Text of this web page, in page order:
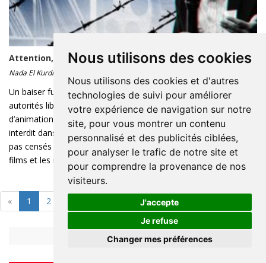
Nous utilisons des cookies
Nous utilisons des cookies et d'autres
technologies de suivi pour améliorer
votre expérience de navigation sur notre
site, pour vous montrer un contenu
personnalisé et des publicités ciblées,
pour analyser le trafic de notre site et
pour comprendre la provenance de nos
visiteurs.
J'accepte
Je refuse
Changer mes préférences
Attention, Dame Anastasie va frapper
Nada El Kurdi
Un baiser furtif entre deux personnes de même sexe et les
autorités libanaises s’enflamment. Cette scène du dernier film
d’animation Pixar «Lightyear» a créé la polémique. Il a été
interdit dans 14 pays d’Asie dont le Liban. «Nous ne sommes
pas censés avoir encore autant de censure sur les livres, les
films et les médias», ...
« 1 2